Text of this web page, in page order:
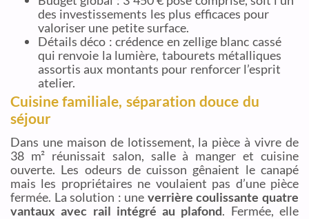
des investissements les plus efficaces pour
valoriser une petite surface.
Détails déco : crédence en zellige blanc cassé
qui renvoie la lumière, tabourets métalliques
assortis aux montants pour renforcer l’esprit
atelier.
Cuisine familiale, séparation douce du
séjour
Dans une maison de lotissement, la pièce à vivre de
38 m² réunissait salon, salle à manger et cuisine
ouverte. Les odeurs de cuisson gênaient le canapé
mais les propriétaires ne voulaient pas d’une pièce
fermée. La solution : une verrière coulissante quatre
vantaux avec rail intégré au plafond. Fermée, elle